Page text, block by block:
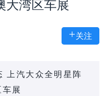
大湾区车展
+关注
上汽大众全明星阵
展